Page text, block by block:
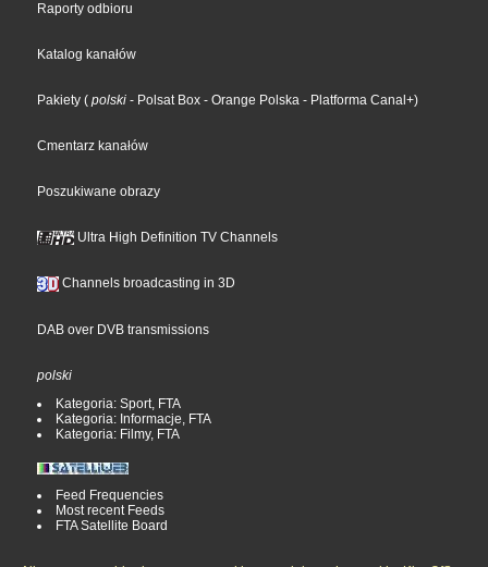
Raporty odbioru
Katalog kanałów
Pakiety ( polski - Polsat Box - Orange Polska - Platforma Canal+)
Cmentarz kanałów
Poszukiwane obrazy
Ultra High Definition TV Channels
Channels broadcasting in 3D
DAB over DVB transmissions
polski
Kategoria: Sport, FTA
Kategoria: Informacje, FTA
Kategoria: Filmy, FTA
Feed Frequencies
Most recent Feeds
FTA Satellite Board